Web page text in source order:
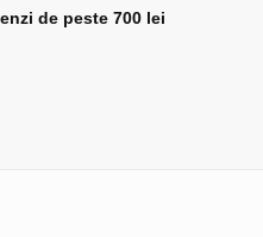
de peste 700 lei